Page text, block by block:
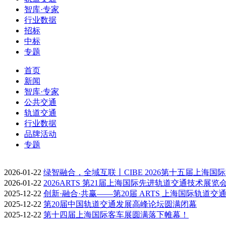
智库·专家
行业数据
招标
中标
专题
首页
新闻
智库·专家
公共交通
轨道交通
行业数据
品牌活动
专题
2026-01-22 绿智融合，全域互联丨CIBE 2026第十五届上海国
2026-01-22 2026ARTS 第21届上海国际先进轨道交通技术展览
2025-12-22 创新·融合·共赢——第20届 ARTS 上海国际轨道交
2025-12-22 第20届中国轨道交通发展高峰论坛圆满闭幕
2025-12-22 第十四届上海国际客车展圆满落下帷幕！